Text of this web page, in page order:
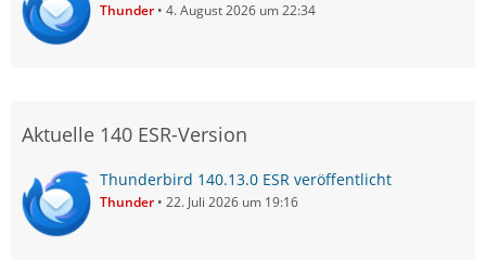
Thunder 4. August 2026 um 22:34
Aktuelle 140 ESR-Version
Thunderbird 140.13.0 ESR veröffentlicht
Thunder 22. Juli 2026 um 19:16